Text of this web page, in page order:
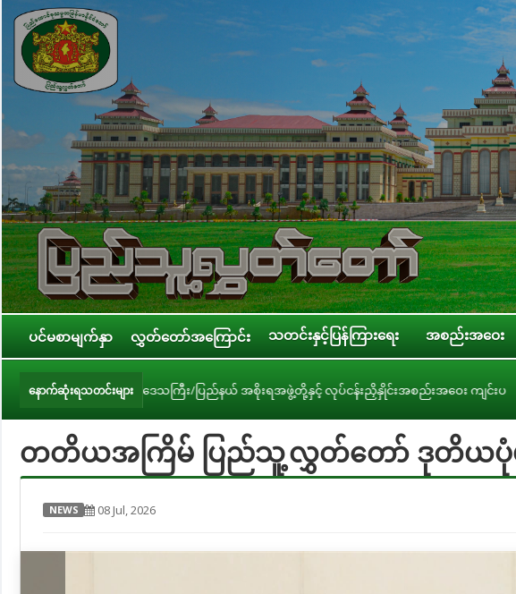
ပင်မစာမျက်နှာ လွှတ်တော်အကြောင်း သတင်းနှင့်ပြန်ကြားရေး အစည်းအဝေး
နောက်ဆုံးရသတင်းများ
၊ တိုင်းဒေသကြီး/ပြည်နယ် အစိုးရအဖွဲ့တို့နှင့် လုပ်ငန်းညှိနှိုင်းအစည်းအဝေး ကျင်းပ ပြည်သူ့လွှတ်တေ
တတိယအကြိမ် ပြည်သူ့လွှတ်တော် ဒုတိယပုံမှန်
NEWS 08 Jul, 2026